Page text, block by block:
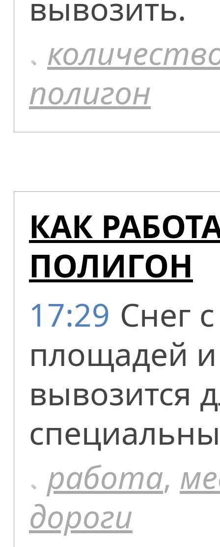
вывозить.
полигон
КАК
ПОЛИГОН
17:29 Снег
площадей
вывозится
работа,
дороги